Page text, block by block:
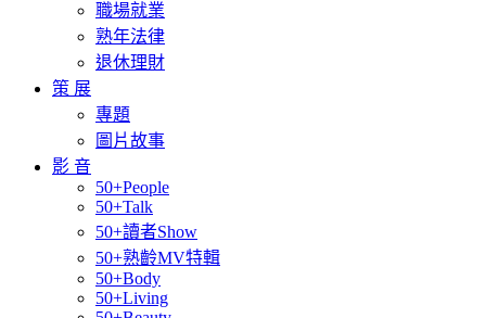
職場就業
熟年法律
退休理財
策 展
專題
圖片故事
影 音
50+People
50+Talk
50+讀者Show
50+熟齡MV特輯
50+Body
50+Living